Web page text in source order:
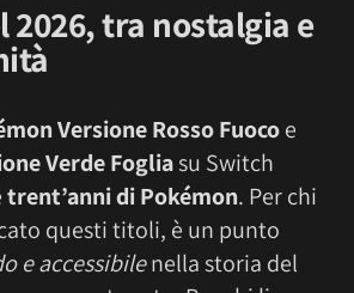
2026, tra nostalgia e
Versione Rosso Fuocoe
Verde Fogliasu Switch
trent’anni di Pokémon. Per chi
questi titoli, è un punto
e accessibilenella storia del